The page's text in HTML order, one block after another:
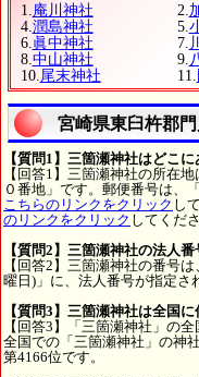
1. 庵川神社 2.
4. 潤島神社 5.
6. 眞中神社 7.
8. 中山神社 9.
10. 尾末神社 11.
宮崎県東臼杵郡
【質問1】三箇瀬神社はどこ
【回答1】三箇瀬神社の所在
０番地」です。郵便番号は、
こちらのリンクをクリック し
のリンクをクリック してくださ
【質問2】三箇瀬神社の法人
【回答2】三箇瀬神社の番号
曜日)」に、法人番号が指定さ
【質問3】三箇瀬神社は全国
【回答3】「三箇瀬神社」の
全国での「三箇瀬神社」の神
第4166位です。